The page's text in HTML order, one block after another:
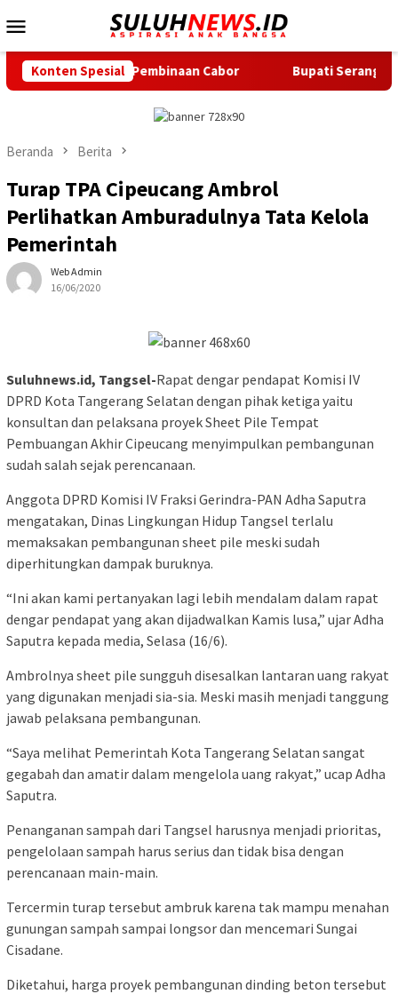
ke
Mobile
Konten Spesial
Pembinaan Cabor Bupati Serang Lepas 20 Peserta
Beranda Berita
Turap TPA Cipeucang Ambrol
Perlihatkan Amburadulnya Tata Kelola
Pemerintah
Web Admin
16/06/2020
Suluhnews.id, Tangsel-Rapat dengar pendapat Komisi IV
DPRD Kota Tangerang Selatan dengan pihak ketiga yaitu
konsultan dan pelaksana proyek Sheet Pile Tempat
Pembuangan Akhir Cipeucang menyimpulkan pembangunan
sudah salah sejak perencanaan.
Anggota DPRD Komisi IV Fraksi Gerindra-PAN Adha Saputra
mengatakan, Dinas Lingkungan Hidup Tangsel terlalu
memaksakan pembangunan sheet pile meski sudah
diperhitungkan dampak buruknya.
“Ini akan kami pertanyakan lagi lebih mendalam dalam rapat
dengar pendapat yang akan dijadwalkan Kamis lusa,” ujar Adha
Saputra kepada media, Selasa (16/6).
Ambrolnya sheet pile sungguh disesalkan lantaran uang rakyat
yang digunakan menjadi sia-sia. Meski masih menjadi tanggung
jawab pelaksana pembangunan.
“Saya melihat Pemerintah Kota Tangerang Selatan sangat
gegabah dan amatir dalam mengelola uang rakyat,” ucap Adha
Saputra.
Penanganan sampah dari Tangsel harusnya menjadi prioritas,
pengelolaan sampah harus serius dan tidak bisa dengan
perencanaan main-main.
Tercermin turap tersebut ambruk karena tak mampu menahan
gunungan sampah sampai longsor dan mencemari Sungai
Cisadane.
Diketahui, harga proyek pembangunan dinding beton tersebut